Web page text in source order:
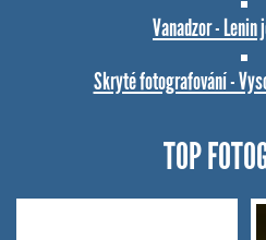
Vanadzor - Lenin
Skryté fotografování -
TOP